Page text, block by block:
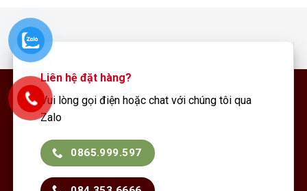
Liên hệ đặt hàng?
Vui lòng gọi điện hoặc chat với chúng tôi qua
Zalo
0865.999.597